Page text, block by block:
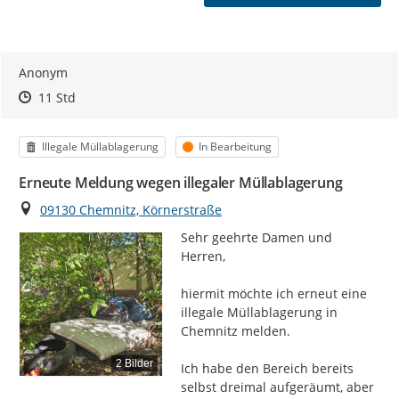
Anonym
Zeitpunkt des Erstellens
Zeitpunkt des Erstellens
11 StdZur Äußerung
Kategorie
Illegale Müllablagerung Status
In Bearbeitung
Erneute Meldung wegen illegaler Müllablagerung
Ort
09130 Chemnitz, Körnerstraße
2 Bilder
Sehr geehrte Damen und
Herren,
hiermit möchte ich erneut eine
illegale Müllablagerung in
Chemnitz melden.
Ich habe den Bereich bereits
selbst dreimal aufgeräumt, aber